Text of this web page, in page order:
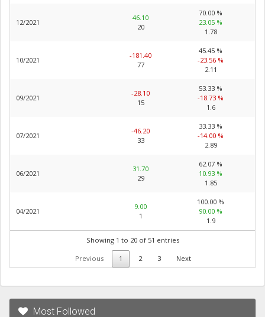
12/2021
46.10
20
70.00 %
23.05 %
1.78
10/2021
-181.40
77
45.45 %
-23.56 %
2.11
09/2021
-28.10
15
53.33 %
-18.73 %
1.6
07/2021
-46.20
33
33.33 %
-14.00 %
2.89
06/2021
31.70
29
62.07 %
10.93 %
1.85
04/2021
9.00
1
100.00 %
90.00 %
1.9
Showing 1 to 20 of 51 entries
Previous 1 2 3 Next
Most Followed